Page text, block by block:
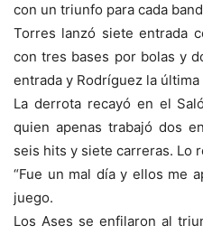
con un triunfo para cada
Torres lanzó siete entrada
con tres bases por bolas y
entrada y Rodríguez la última
La derrota recayó en el
quien apenas trabajó dos
seis hits y siete carreras. Lo
“Fue un mal día y ellos me
juego.
Los Ases se enfilaron al